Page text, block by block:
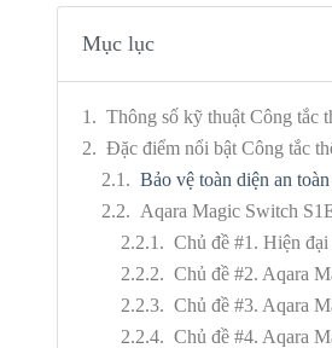
Mục lục
Thông số kỹ thuật Công tắc
Đặc điểm nổi bật Công tắc
Bảo vệ toàn diện an
Aqara Magic Switch
Chủ đề #1. Hiện
Chủ đề #2. Aqara
Chủ đề #3. Aqara
Chủ đề #4. Aqara